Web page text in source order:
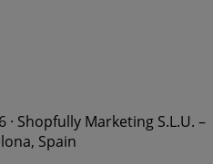
Shopfully Marketing S.L.U. –
Spain